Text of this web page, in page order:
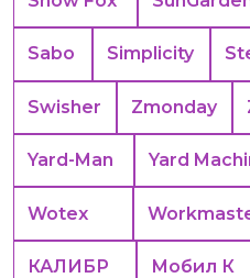
Sabo Simplicity
Swisher Zmonday
Yard-Man Yard
Wotex
КАЛИБР Мобил К